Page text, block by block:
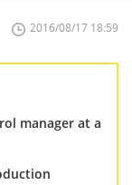
2016/08/17 18:59
manager at a